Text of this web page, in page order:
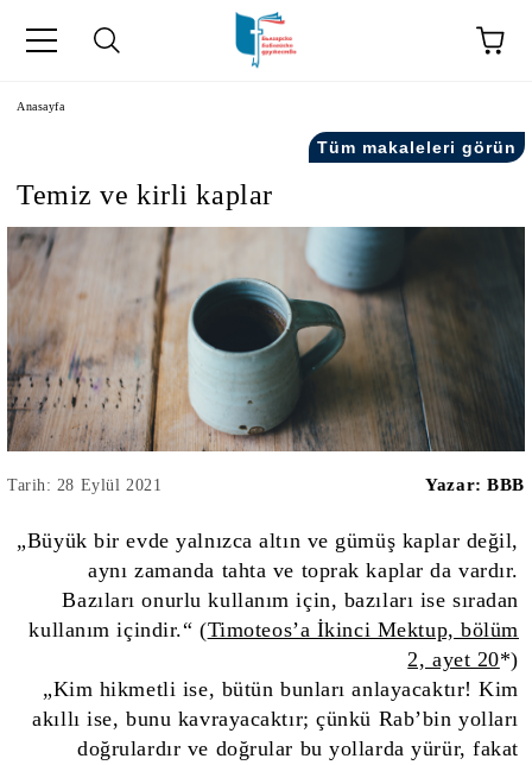
на турски.
in Turkish.
Anasayfa
Tüm makaleleri görün
Temiz ve kirli kaplar
Tarih: 28 Eylül 2021 Yazar: BBB
„Büyük bir evde yalnızca altın ve gümüş kaplar değil,
aynı zamanda tahta ve toprak kaplar da vardır.
Bazıları onurlu kullanım için, bazıları ise sıradan
kullanım içindir.“ (Timoteos’a İkinci Mektup, bölüm
2, ayet 20*)
„Kim hikmetli ise, bütün bunları anlayacaktır! Kim
akıllı ise, bunu kavrayacaktır; çünkü Rab’bin yolları
doğrulardır ve doğrular bu yollarda yürür, fakat